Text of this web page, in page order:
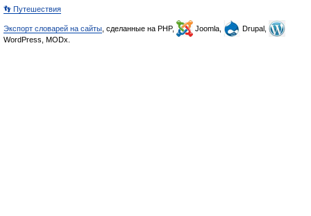
👣 Путешествия
Экспорт словарей на сайты , сделанные на PHP, Joomla,
Drupal,
WordPress, MODx.